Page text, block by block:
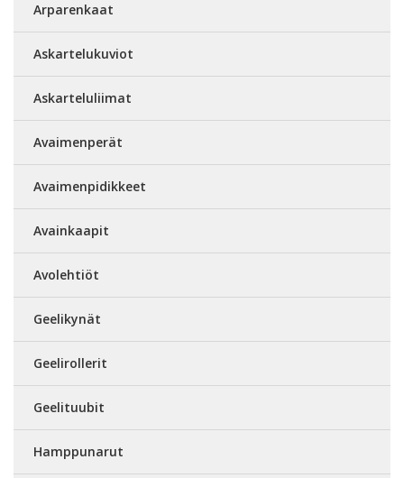
Arparenkaat
Askartelukuviot
Askarteluliimat
Avaimenperät
Avaimenpidikkeet
Avainkaapit
Avolehtiöt
Geelikynät
Geelirollerit
Geelituubit
Hamppunarut